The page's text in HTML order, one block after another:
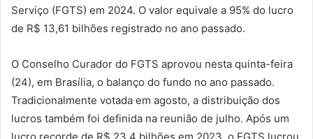
Serviço (FGTS) em 2024. O valor equivale a 95% do lucro
de R$ 13,61 bilhões registrado no ano passado.
O Conselho Curador do FGTS aprovou nesta quinta-feira
(24), em Brasília, o balanço do fundo no ano passado.
Tradicionalmente votada em agosto, a distribuição dos
lucros também foi definida na reunião de julho. Após um